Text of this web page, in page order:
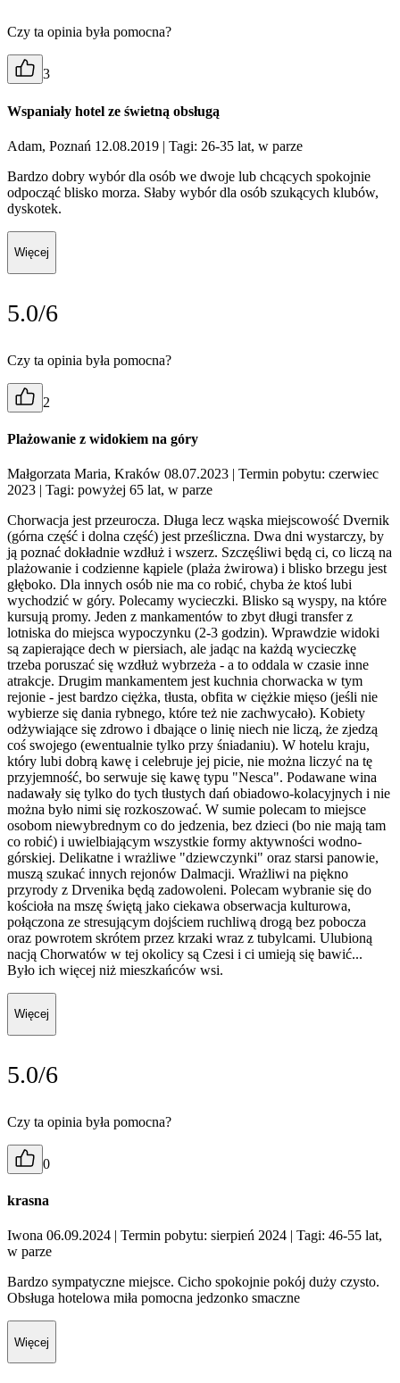
Czy ta opinia była pomocna?
3
Wspaniały hotel ze świetną obsługą
Adam, Poznań 12.08.2019 | Tagi: 26-35 lat, w parze
Bardzo dobry wybór dla osób we dwoje lub chcących spokojnie
odpocząć blisko morza. Słaby wybór dla osób szukących klubów,
dyskotek.
Więcej
5.0/6
Czy ta opinia była pomocna?
2
Plażowanie z widokiem na góry
Małgorzata Maria, Kraków 08.07.2023 | Termin pobytu: czerwiec
2023 | Tagi: powyżej 65 lat, w parze
Chorwacja jest przeurocza. Długa lecz wąska miejscowość Dvernik
(górna część i dolna część) jest prześliczna. Dwa dni wystarczy, by
ją poznać dokładnie wzdłuż i wszerz. Szczęśliwi będą ci, co liczą na
plażowanie i codzienne kąpiele (plaża żwirowa) i blisko brzegu jest
głęboko. Dla innych osób nie ma co robić, chyba że ktoś lubi
wychodzić w góry. Polecamy wycieczki. Blisko są wyspy, na które
kursują promy. Jeden z mankamentów to zbyt długi transfer z
lotniska do miejsca wypoczynku (2-3 godzin). Wprawdzie widoki
są zapierające dech w piersiach, ale jadąc na każdą wycieczkę
trzeba poruszać się wzdłuż wybrzeża - a to oddala w czasie inne
atrakcje. Drugim mankamentem jest kuchnia chorwacka w tym
rejonie - jest bardzo ciężka, tłusta, obfita w ciężkie mięso (jeśli nie
wybierze się dania rybnego, które też nie zachwycało). Kobiety
odżywiające się zdrowo i dbające o linię niech nie liczą, że zjedzą
coś swojego (ewentualnie tylko przy śniadaniu). W hotelu kraju,
który lubi dobrą kawę i celebruje jej picie, nie można liczyć na tę
przyjemność, bo serwuje się kawę typu "Nesca". Podawane wina
nadawały się tylko do tych tłustych dań obiadowo-kolacyjnych i nie
można było nimi się rozkoszować. W sumie polecam to miejsce
osobom niewybrednym co do jedzenia, bez dzieci (bo nie mają tam
co robić) i uwielbiającym wszystkie formy aktywności wodno-
górskiej. Delikatne i wrażliwe "dziewczynki" oraz starsi panowie,
muszą szukać innych rejonów Dalmacji. Wrażliwi na piękno
przyrody z Drvenika będą zadowoleni. Polecam wybranie się do
kościoła na mszę świętą jako ciekawa obserwacja kulturowa,
połączona ze stresującym dojściem ruchliwą drogą bez pobocza
oraz powrotem skrótem przez krzaki wraz z tubylcami. Ulubioną
nacją Chorwatów w tej okolicy są Czesi i ci umieją się bawić...
Było ich więcej niż mieszkańców wsi.
Więcej
5.0/6
Czy ta opinia była pomocna?
0
krasna
Iwona 06.09.2024 | Termin pobytu: sierpień 2024 | Tagi: 46-55 lat,
w parze
Bardzo sympatyczne miejsce. Cicho spokojnie pokój duży czysto.
Obsługa hotelowa miła pomocna jedzonko smaczne
Więcej